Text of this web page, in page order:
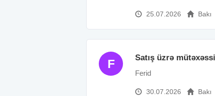
25.07.2026 Bakı
F Satış üzrə
Ferid
30.07.2026 Bakı